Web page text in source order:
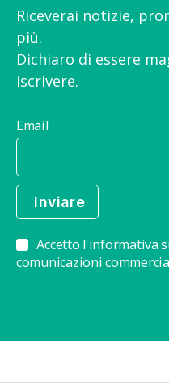
Riceverai notizie,
più.
Dichiaro di essere
iscrivere.
Email
Accetto l'informativa
comunicazioni